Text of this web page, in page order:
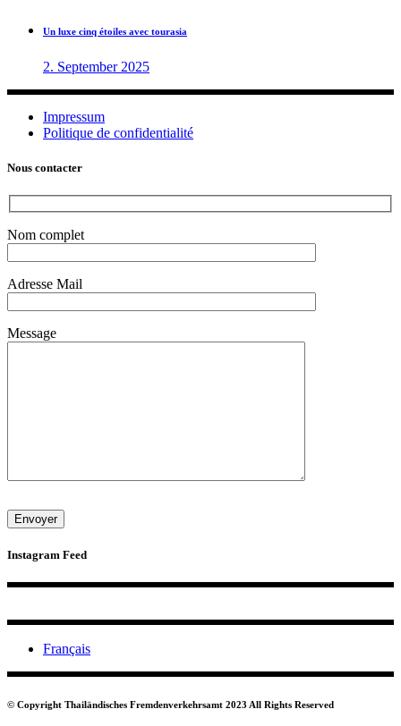
Un luxe cinq étoiles avec tourasia
2. September 2025
Impressum
Politique de confidentialité
Nous contacter
Nom complet
Adresse Mail
Message
Instagram Feed
Français
© Copyright Thailändisches Fremdenverkehrsamt 2023 All Rights Reserved